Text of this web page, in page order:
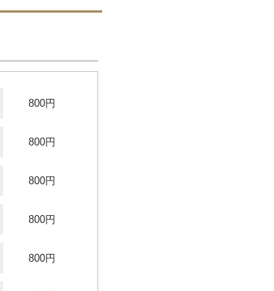
800円
800円
800円
800円
800円